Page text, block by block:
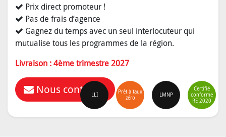
Prix direct promoteur !
Pas de frais d’agence
Gagnez du temps avec un seul interlocuteur qui
mutualise tous les programmes de la région.
Livraison : 4ème trimestre 2027
Nous contacter
LLI
Prêt à taux
zéro
LMNP
Certifié
conforme
RE 2020